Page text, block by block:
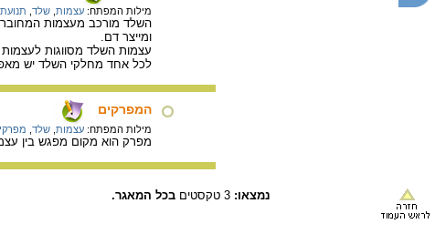
מילות המפתח: עצמות שלד
השלד מורכב מעצמות
ומייצר דם.
עצמות השלד מסווגות לעצמות
לכל אחד מחלקי השלד יש
המפרקים
מילות המפתח: עצמות שלד
מפרק הוא מקום מפגש בין
נמצאו: בכל המאגר.